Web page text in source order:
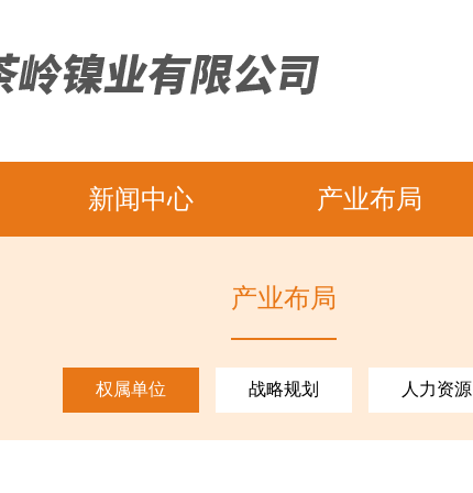
新闻中心 产业布局
产业布局
权属单位 战略规划 人力资源